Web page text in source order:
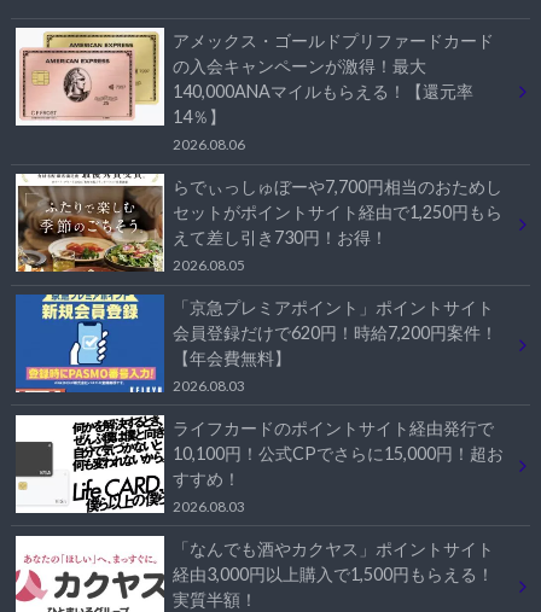
アメックス・ゴールドプリファードカード
の入会キャンペーンが激得！最大
140,000ANAマイルもらえる！【還元率
14％】
2026.08.06
らでぃっしゅぼーや7,700円相当のおためし
セットがポイントサイト経由で1,250円もら
えて差し引き730円！お得！
2026.08.05
「京急プレミアポイント」ポイントサイト
会員登録だけで620円！時給7,200円案件！
【年会費無料】
2026.08.03
ライフカードのポイントサイト経由発行で
10,100円！公式CPでさらに15,000円！超お
すすめ！
2026.08.03
「なんでも酒やカクヤス」ポイントサイト
経由3,000円以上購入で1,500円もらえる！
実質半額！